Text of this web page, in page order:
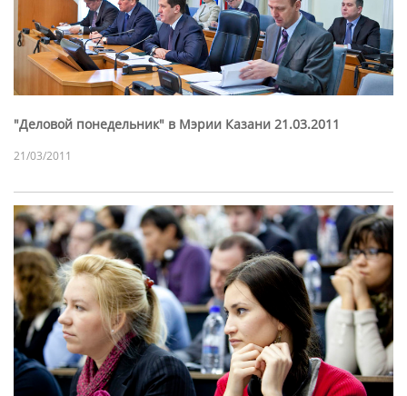
"Деловой понедельник" в Мэрии Казани 21.03.2011
21/03/2011